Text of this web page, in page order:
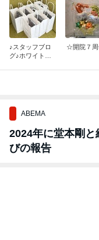
♪スタッフブロ
グ♪ホワイトデ
☆開院７
ABEMA
2024年に堂本剛
びの報告